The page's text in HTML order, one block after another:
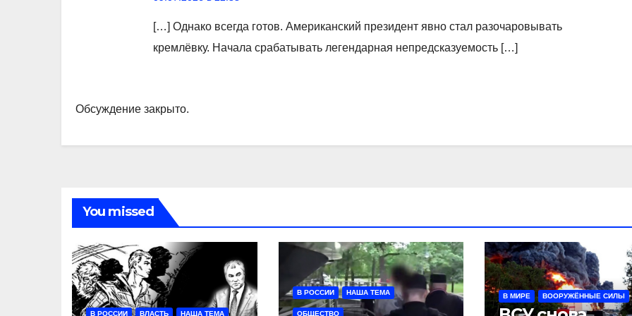
[…] Однако всегда готов. Американский президент явно стал разочаровывать
кремлёвку. Начала срабатывать легендарная непредсказуемость […]
Обсуждение закрыто.
You missed
В РОССИИ ВЛАСТЬ НАША ТЕМА
В РОССИИ НАША ТЕМА
ОБЩЕСТВО
В МИРЕ ВООРУЖЁННЫЕ СИЛЫ